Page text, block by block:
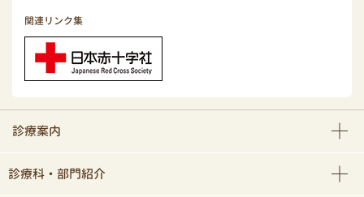
関連リンク集
診療案内
診療科・部門紹介